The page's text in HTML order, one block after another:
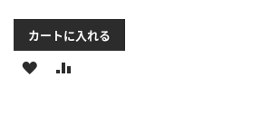
カートに入れる
ほ